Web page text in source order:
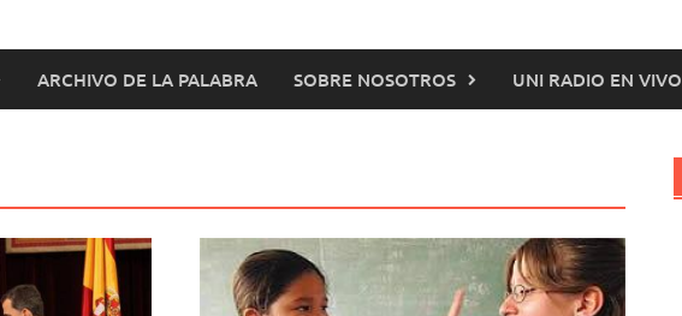
ARCHIVO DE LA PALABRA SOBRE NOSOTROS UNI RADIO EN VIVO